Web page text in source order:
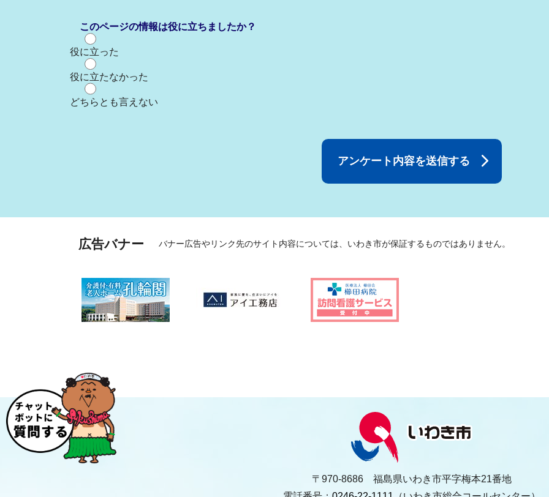
このページの情報は役に立ちましたか？
役に立った
役に立たなかった
どちらとも言えない
広告バナー バナー広告やリンク先のサイト内容については、いわき市が保証するものではありません。
〒970-8686 福島県いわき市平字梅本21番地